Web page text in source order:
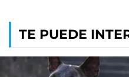
TE PUEDE